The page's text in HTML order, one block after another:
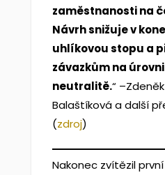
zaměstnanosti na
Návrh snižuje v
uhlíkovou stopu a
závazkům na úrovni
neutralitě.“
Balaštíková a další
(zdroj)
Nakonec zvítězil